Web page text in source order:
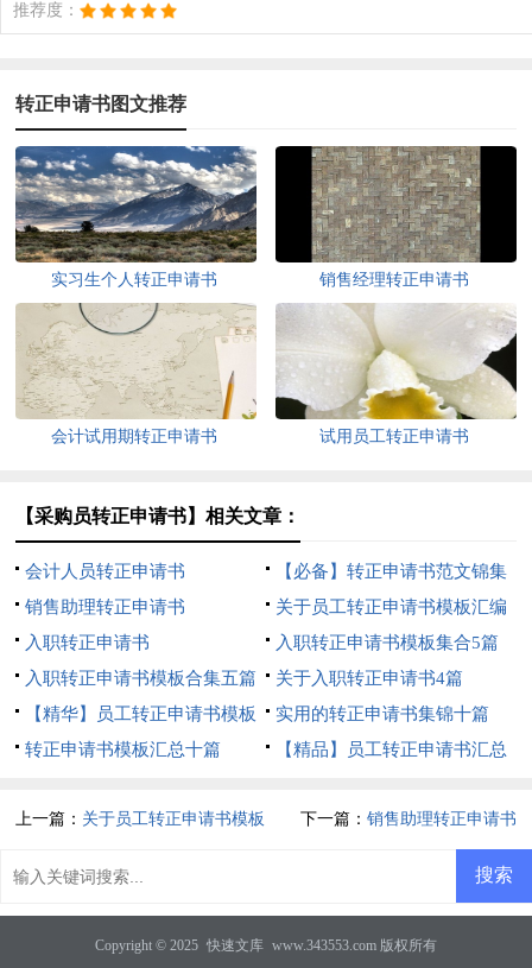
推荐度：
转正申请书图文推荐
实习生个人转正申请书 销售经理转正申请书
会计试用期转正申请书 试用员工转正申请书
【采购员转正申请书】相关文章：
会计人员转正申请书
【必备】转正申请书范文锦集
七篇
销售助理转正申请书
关于员工转正申请书模板汇编
八篇
入职转正申请书
入职转正申请书模板集合5篇
入职转正申请书模板合集五篇
关于入职转正申请书4篇
【精华】员工转正申请书模板
锦集9篇
实用的转正申请书集锦十篇
转正申请书模板汇总十篇
【精品】员工转正申请书汇总
上一篇： 关于员工转正申请书模板 下一篇： 销售助理转正申请书
Copyright © 2025 快速文库 www.343553.com 版权所有